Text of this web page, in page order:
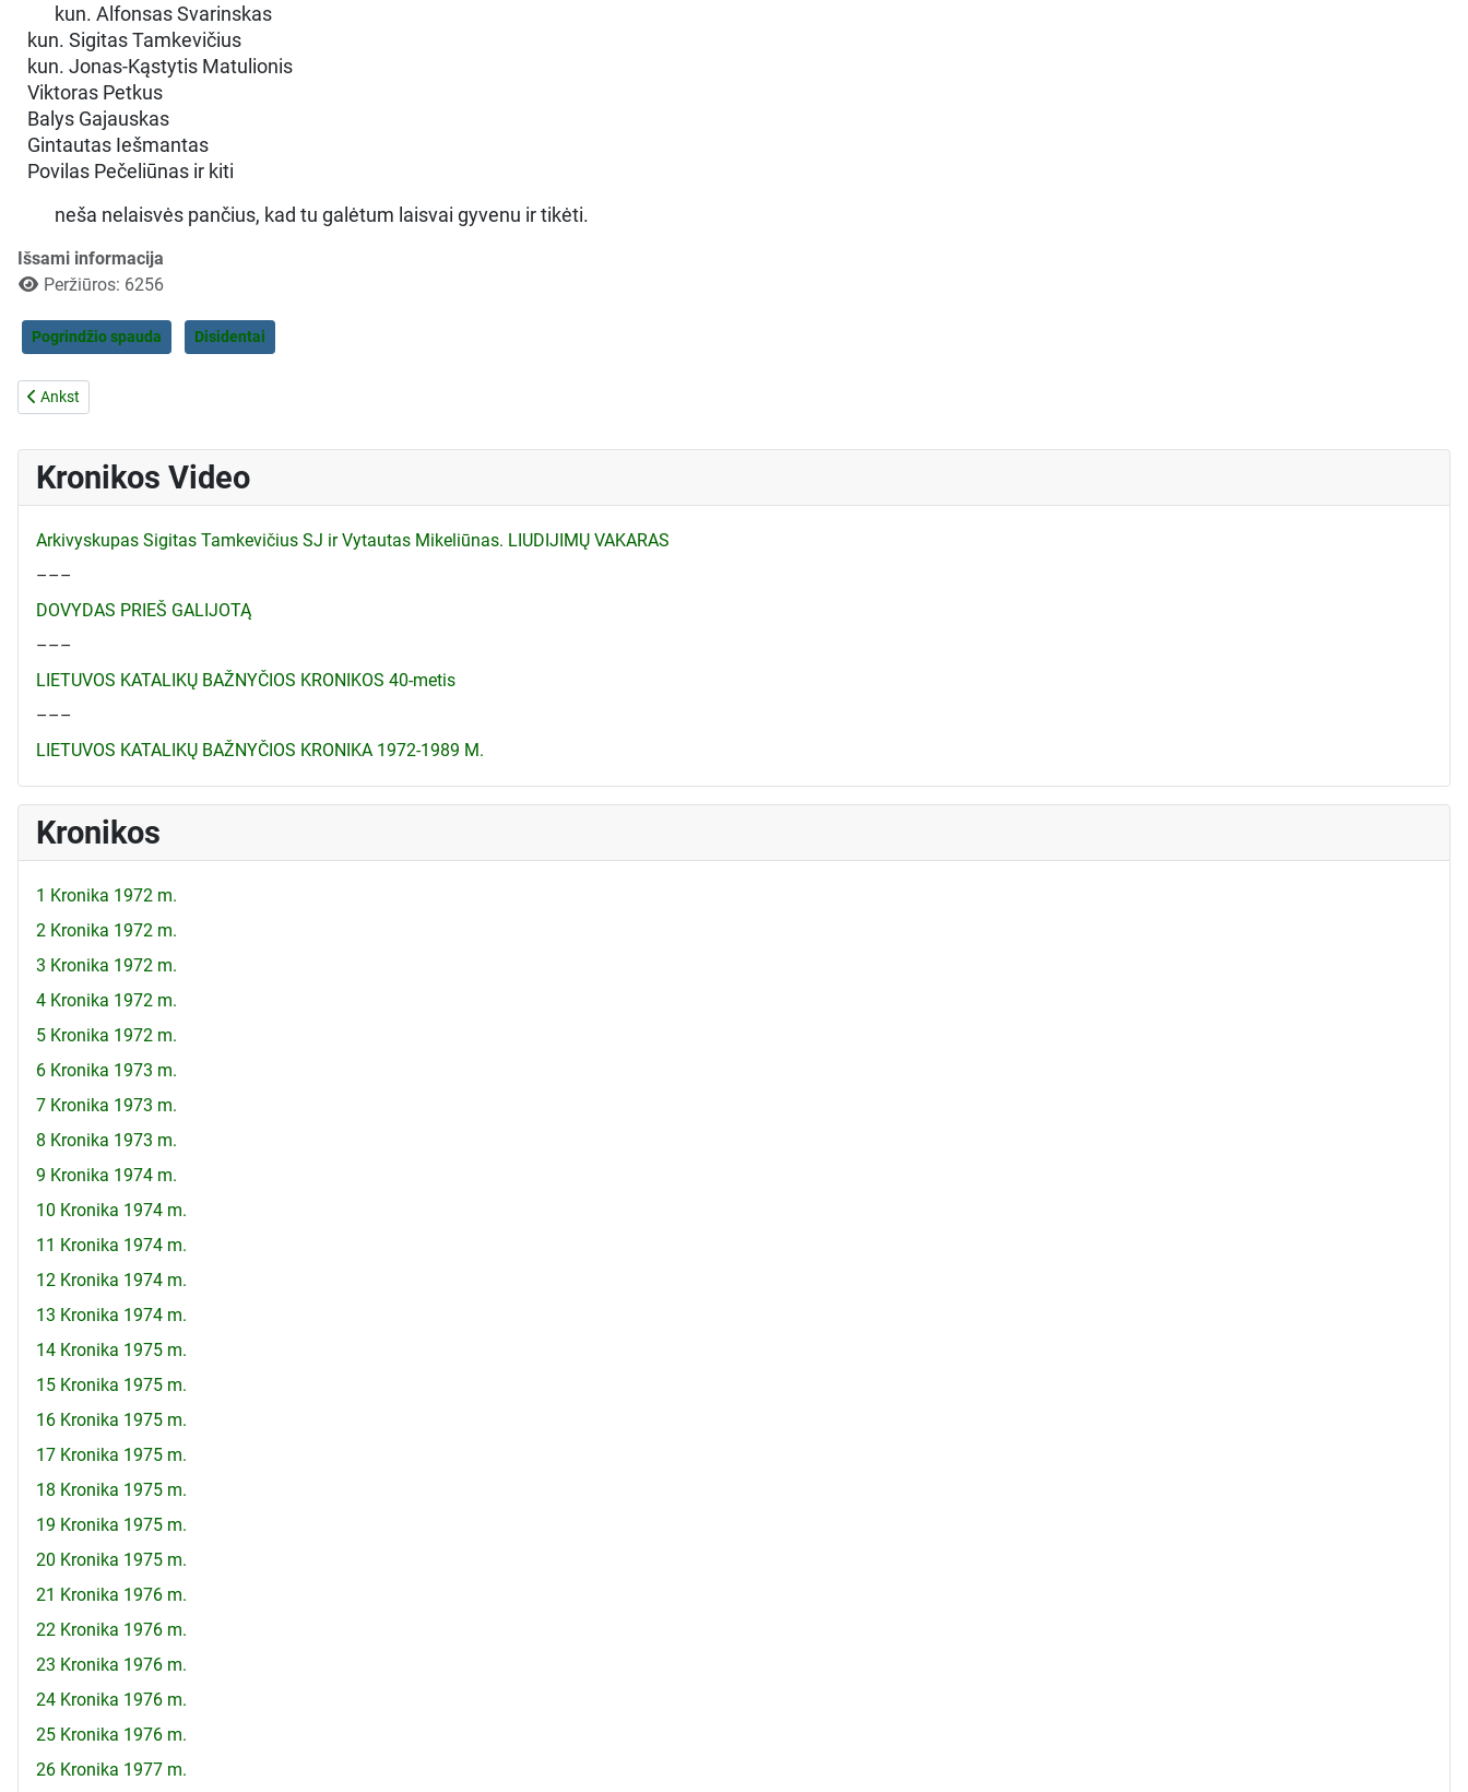
kun. Alfonsas Svarinskas
kun. Sigitas Tamkevičius
kun. Jonas-Kąstytis Matulionis
Viktoras Petkus
Balys Gajauskas
Gintautas Iešmantas
Povilas Pečeliūnas ir kiti
neša nelaisvės pančius, kad tu galėtum laisvai gyvenu ir tikėti.
Išsami informacija
Peržiūros: 6256
Pogrindžio spauda Disidentai
Ankstesnis straipsnis: SOVIETINĖJE MOKYKLOJE
Ankst
Kronikos Video
Arkivyskupas Sigitas Tamkevičius SJ ir Vytautas Mikeliūnas. LIUDIJIMŲ VAKARAS
–––
DOVYDAS PRIEŠ GALIJOTĄ
–––
LIETUVOS KATALIKŲ BAŽNYČIOS KRONIKOS 40-metis
–––
LIETUVOS KATALIKŲ BAŽNYČIOS KRONIKA 1972-1989 M.
Kronikos
1 Kronika 1972 m.
2 Kronika 1972 m.
3 Kronika 1972 m.
4 Kronika 1972 m.
5 Kronika 1972 m.
6 Kronika 1973 m.
7 Kronika 1973 m.
8 Kronika 1973 m.
9 Kronika 1974 m.
10 Kronika 1974 m.
11 Kronika 1974 m.
12 Kronika 1974 m.
13 Kronika 1974 m.
14 Kronika 1975 m.
15 Kronika 1975 m.
16 Kronika 1975 m.
17 Kronika 1975 m.
18 Kronika 1975 m.
19 Kronika 1975 m.
20 Kronika 1975 m.
21 Kronika 1976 m.
22 Kronika 1976 m.
23 Kronika 1976 m.
24 Kronika 1976 m.
25 Kronika 1976 m.
26 Kronika 1977 m.